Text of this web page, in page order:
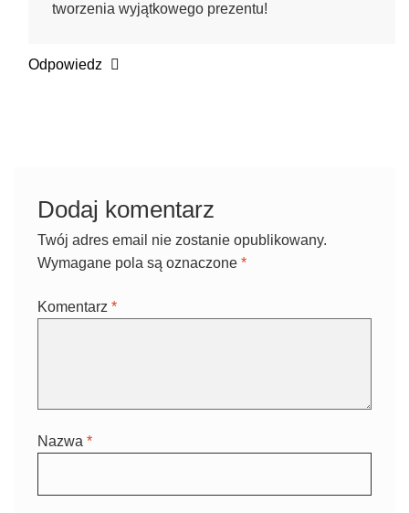
tworzenia wyjątkowego prezentu!
Odpowiedz
Dodaj komentarz
Twój adres email nie zostanie opublikowany.
Wymagane pola są oznaczone *
Komentarz *
Nazwa *